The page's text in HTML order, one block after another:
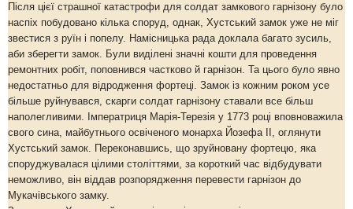
Після цієї страшної катастрофи для солдат замкового гарнізону було
наспіх побудовано кілька споруд, однак, Хустський замок уже не міг
звестися з руїн і попелу. Намісницька рада доклала багато зусиль,
аби зберегти замок. Були виділені значні кошти для проведення
ремонтних робіт, поповнився частково й гарнізон. Та цього було явно
недостатньо для відродження фортеці. Замок із кожним роком усе
більше руйнувався, скарги солдат гарнізону ставали все більш
наполегливими. Імператриця Марія-Терезія у 1773 році вповноважила
свого сина, майбутнього освіченого монарха Йозефа ІІ, оглянути
Хустський замок. Переконавшись, що зруйновану фортецю, яка
споруджувалася цілими століттями, за короткий час відбудувати
неможливо, він віддав розпорядження перевести гарнізон до
Мукачівського замку.